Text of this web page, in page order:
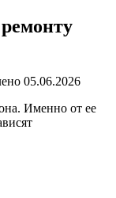
05.06.2026
Именно от ее